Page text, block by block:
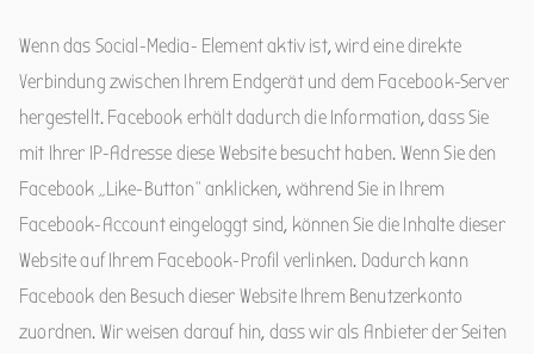
Wenn das Social-Media- Element aktiv ist, wird eine direkte
Verbindung zwischen Ihrem Endgerät und dem Facebook-Server
hergestellt. Facebook erhält dadurch die Information, dass Sie
mit Ihrer IP-Adresse diese Website besucht haben. Wenn Sie den
Facebook „Like-Button“ anklicken, während Sie in Ihrem
Facebook-Account eingeloggt sind, können Sie die Inhalte dieser
Website auf Ihrem Facebook-Profil verlinken. Dadurch kann
Facebook den Besuch dieser Website Ihrem Benutzerkonto
zuordnen. Wir weisen darauf hin, dass wir als Anbieter der Seiten